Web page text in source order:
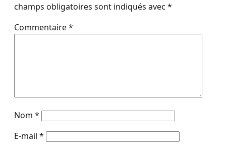
champs obligatoires sont indiqués avec *
Commentaire*
Nom *
E-mail *